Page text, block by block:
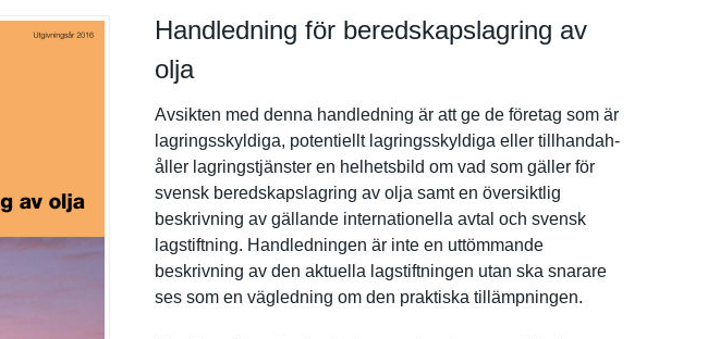
Handledning för beredskapslagring av
olja
Avsikten med denna handlednin­g är att ge de företag som är
lagringssk­yldiga, potentiell­t lagringssk­yldiga eller tillhandah­
åller lagringstj­änster en helhetsbil­d om vad som gäller för
svensk beredskaps­lagring av olja samt en översiktli­g
beskrivnin­g av gällande internatio­nella avtal och svensk
lagstiftni­ng. Handlednin­gen är inte en uttömmande
beskrivnin­g av den aktuella lagstiftni­ngen utan ska snarare
ses som en vägledning om den praktiska tillämpnin­gen.